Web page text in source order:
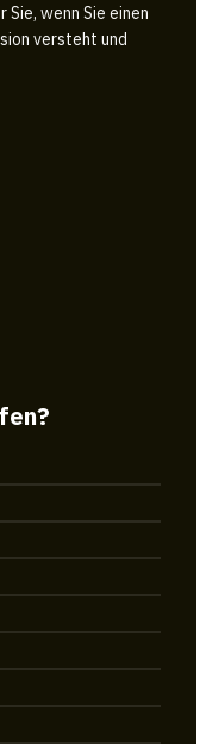
wenn Sie einen
versteht und